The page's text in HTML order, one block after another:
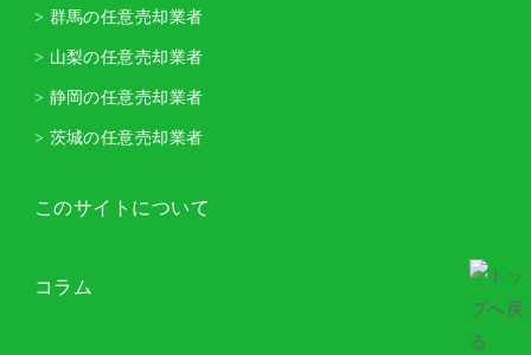
> 群馬の任意売却業者
> 山梨の任意売却業者
> 静岡の任意売却業者
> 茨城の任意売却業者
このサイトについて
コラム